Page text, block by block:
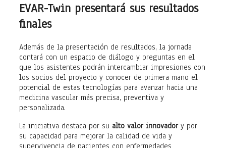
EVAR-Twin presentará sus resultados
finales
Además de la presentación de resultados, la jornada
contará con un espacio de diálogo y preguntas en el
que los asistentes podrán intercambiar impresiones con
los socios del proyecto y conocer de primera mano el
potencial de estas tecnologías para avanzar hacia una
medicina vascular más precisa, preventiva y
personalizada.
La iniciativa destaca por su alto valor innovadory por
su capacidad para mejorar la calidad de vida y
supervivencia de pacientes con enfermedades